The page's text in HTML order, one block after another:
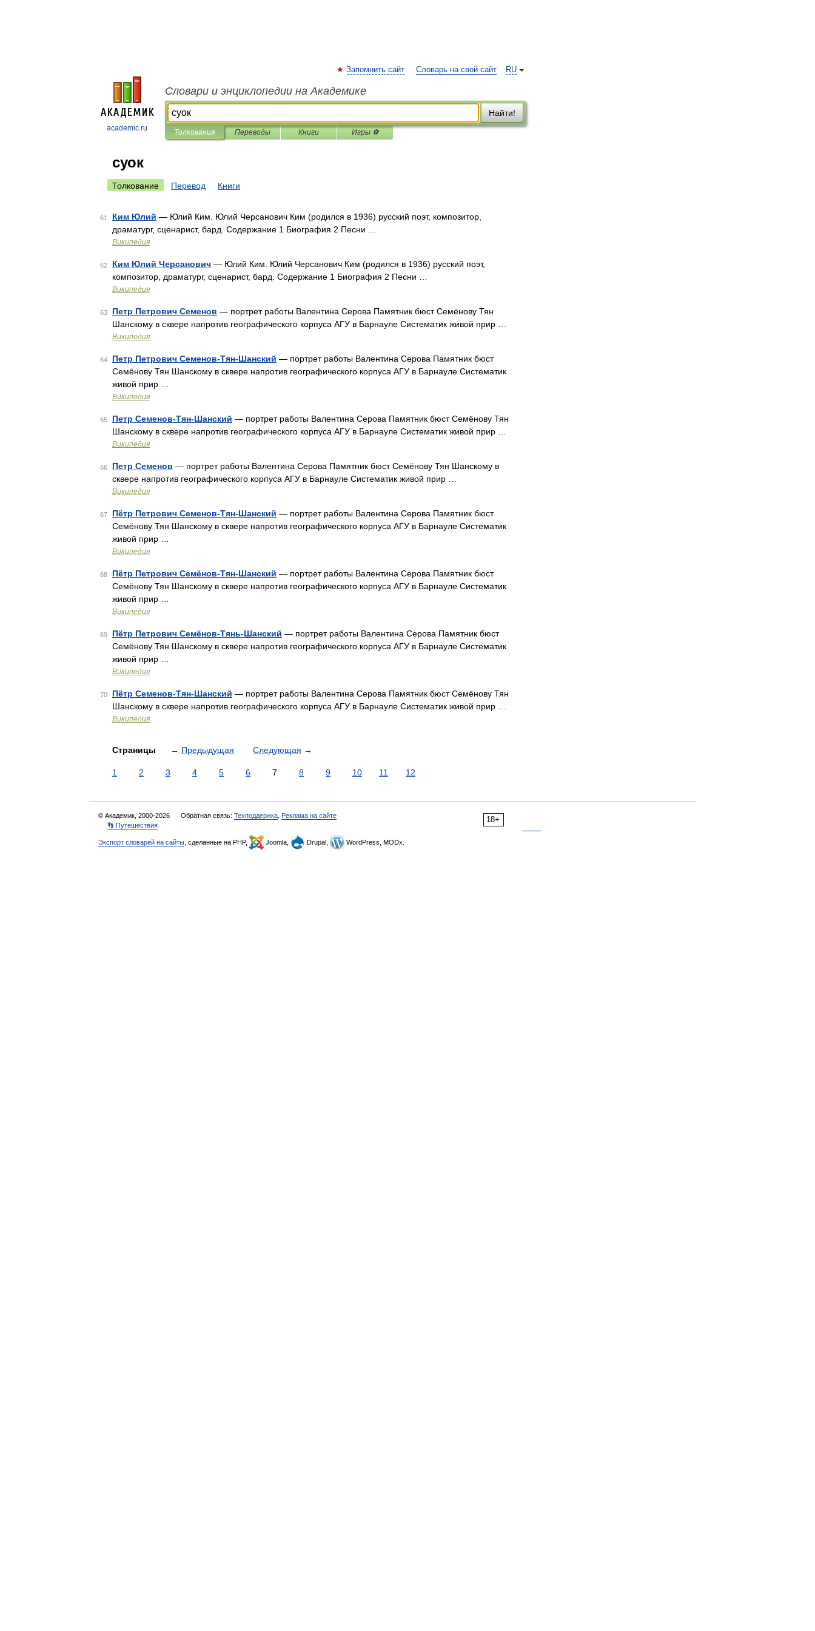
academic.ru
RU
Запомнить сайт Словарь на свой сайт
Словари и энциклопедии на Академике
Найти!
Толкования Переводы Книги Игры ⚽
суок
Толкование Перевод Книги
61 Ким Юлий — Юлий Ким. Юлий Черсанович Ким (родился в 1936) русский поэт, композитор,
драматург, сценарист, бард. Содержание 1 Биография 2 Песни …
Википедия
62 Ким Юлий Черсанович — Юлий Ким. Юлий Черсанович Ким (родился в 1936) русский поэт,
композитор, драматург, сценарист, бард. Содержание 1 Биография 2 Песни …
Википедия
63 Петр Петрович Семенов — портрет работы Валентина Серова Памятник бюст Семёнову Тян
Шанскому в сквере напротив географического корпуса АГУ в Барнауле Систематик живой прир …
Википедия
64 Петр Петрович Семенов-Тян-Шанский — портрет работы Валентина Серова Памятник бюст
Семёнову Тян Шанскому в сквере напротив географического корпуса АГУ в Барнауле Систематик
живой прир …
Википедия
65 Петр Семенов-Тян-Шанский — портрет работы Валентина Серова Памятник бюст Семёнову Тян
Шанскому в сквере напротив географического корпуса АГУ в Барнауле Систематик живой прир …
Википедия
66 Петр Семенов — портрет работы Валентина Серова Памятник бюст Семёнову Тян Шанскому в
сквере напротив географического корпуса АГУ в Барнауле Систематик живой прир …
Википедия
67 Пётр Петрович Семенов-Тян-Шанский — портрет работы Валентина Серова Памятник бюст
Семёнову Тян Шанскому в сквере напротив географического корпуса АГУ в Барнауле Систематик
живой прир …
Википедия
68 Пётр Петрович Семёнов-Тян-Шанский — портрет работы Валентина Серова Памятник бюст
Семёнову Тян Шанскому в сквере напротив географического корпуса АГУ в Барнауле Систематик
живой прир …
Википедия
69 Пётр Петрович Семёнов-Тянь-Шанский — портрет работы Валентина Серова Памятник бюст
Семёнову Тян Шанскому в сквере напротив географического корпуса АГУ в Барнауле Систематик
живой прир …
Википедия
70 Пётр Семенов-Тян-Шанский — портрет работы Валентина Серова Памятник бюст Семёнову Тян
Шанскому в сквере напротив географического корпуса АГУ в Барнауле Систематик живой прир …
Википедия
Страницы ← Предыдущая Следующая →
1 2 3 4 5 6 7 8 9 10 11 12
18+
© Академик, 2000-2026 Обратная связь: Техподдержка Реклама на сайте
👣 Путешествия
Экспорт словарей на сайты , сделанные на PHP, Joomla, Drupal, WordPress, MODx.